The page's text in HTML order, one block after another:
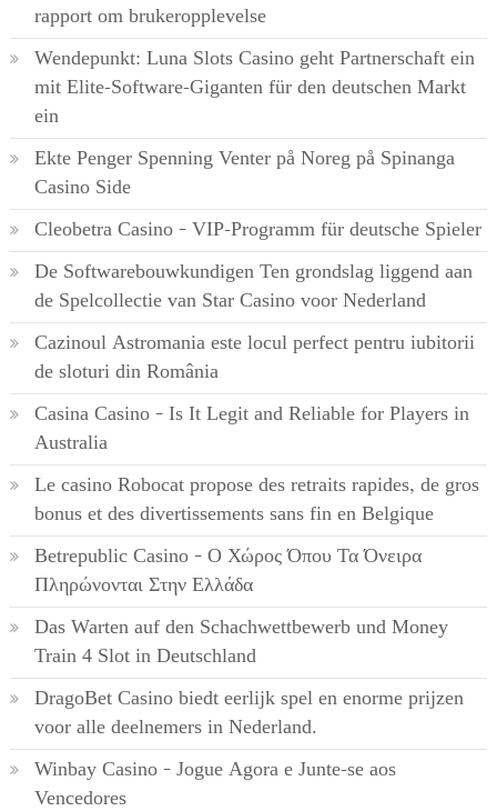
rapport om brukeropplevelse
Wendepunkt: Luna Slots Casino geht Partnerschaft ein
mit Elite-Software-Giganten für den deutschen Markt
ein
Ekte Penger Spenning Venter på Noreg på Spinanga
Casino Side
Cleobetra Casino – VIP-Programm für deutsche Spieler
De Softwarebouwkundigen Ten grondslag liggend aan
de Spelcollectie van Star Casino voor Nederland
Cazinoul Astromania este locul perfect pentru iubitorii
de sloturi din România
Casina Casino – Is It Legit and Reliable for Players in
Australia
Le casino Robocat propose des retraits rapides, de gros
bonus et des divertissements sans fin en Belgique
Betrepublic Casino – Ο Χώρος Όπου Τα Όνειρα
Πληρώνονται Στην Ελλάδα
Das Warten auf den Schachwettbewerb und Money
Train 4 Slot in Deutschland
DragoBet Casino biedt eerlijk spel en enorme prijzen
voor alle deelnemers in Nederland.
Winbay Casino – Jogue Agora e Junte-se aos
Vencedores